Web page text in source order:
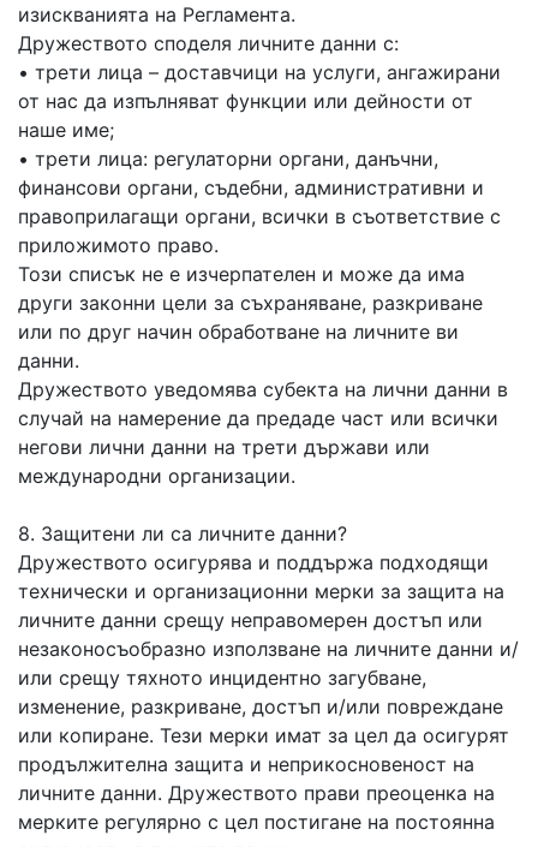
изискванията на Регламента.
Дружеството споделя личните данни с:
• трети лица – доставчици на услуги, ангажирани
от нас да изпълняват функции или дейности от
наше име;
• трети лица: регулаторни органи, данъчни,
финансови органи, съдебни, административни и
правоприлагащи органи, всички в съответствие с
приложимото право.
Този списък не е изчерпателен и може да има
други законни цели за съхраняване, разкриване
или по друг начин обработване на личните ви
данни.
Дружеството уведомява субекта на лични данни в
случай на намерение да предаде част или всички
негови лични данни на трети държави или
международни организации.
8. Защитени ли са личните данни?
Дружеството осигурява и поддържа подходящи
технически и организационни мерки за защита на
личните данни срещу неправомерен достъп или
незаконосъобразно използване на личните данни и/
или срещу тяхното инцидентно загубване,
изменение, разкриване, достъп и/или повреждане
или копиране. Тези мерки имат за цел да осигурят
продължителна защита и неприкосновеност на
личните данни. Дружеството прави преоценка на
мерките регулярно с цел постигане на постоянна